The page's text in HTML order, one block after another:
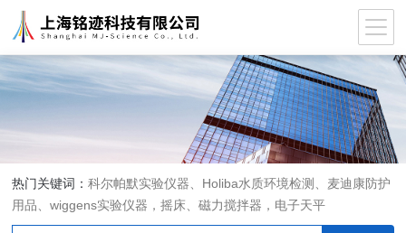
热门关键词：科尔帕默实验仪器、Holiba水质环境检测、麦迪康防护
用品、wiggens实验仪器，摇床、磁力搅拌器，电子天平